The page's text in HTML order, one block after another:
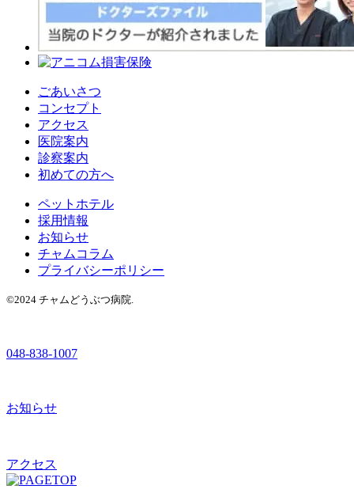
ごあいさつ
コンセプト
アクセス
医院案内
診察案内
初めての方へ
ペットホテル
採用情報
お知らせ
チャムコラム
プライバシーポリシー
©2024 チャムどうぶつ病院.
048-838-1007
お知らせ
アクセス